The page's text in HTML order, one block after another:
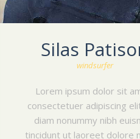
Silas
windsurfer
Lorem ipsum dolor sit
consectetuer adipiscing
diam nonummy nibh
tincidunt ut laoreet dolore